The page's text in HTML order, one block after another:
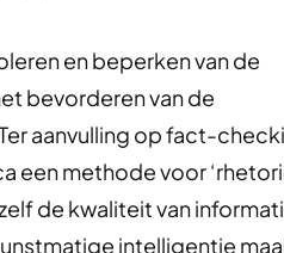
en beperken van de
bevorderen van de
aanvulling op fact-
een methode voor
de kwaliteit van
intelligentie